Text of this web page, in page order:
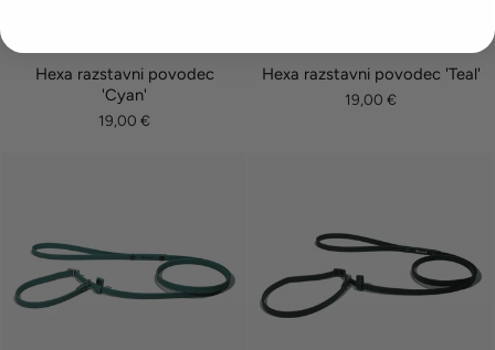
Hexa razstavni povodec
'Cyan'
19,00 €
Hexa razstavni povodec 'Teal'
19,00 €